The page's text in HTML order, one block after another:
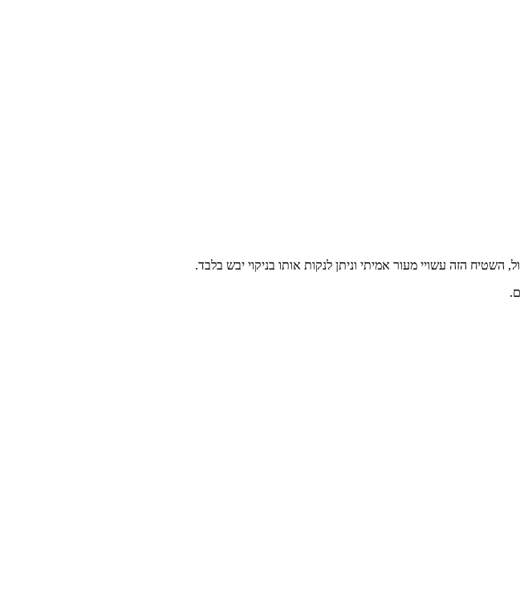
הזה עשויי מעור אמיתי וניתן לנקות אותו בניקוי יבש בלבד.